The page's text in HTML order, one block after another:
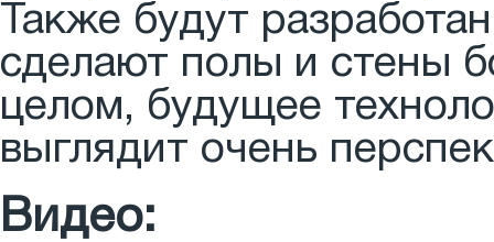
Также будут
сделают полы и стены
целом, будущее
выглядит очень
Видео: